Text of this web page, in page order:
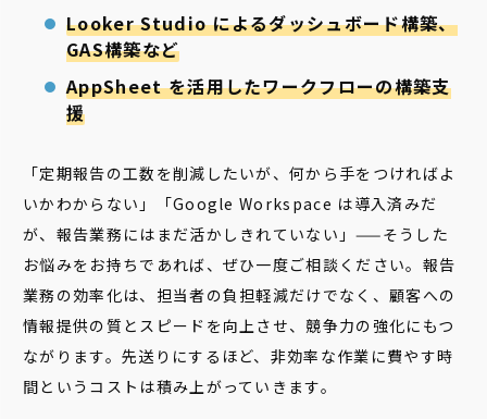
Looker Studio によるダッシュボード構築、
GAS構築など
AppSheet を活用したワークフローの構築支
援
「定期報告の工数を削減したいが、何から手をつければよ
いかわからない」「Google Workspace は導入済みだ
が、報告業務にはまだ活かしきれていない」——そうした
お悩みをお持ちであれば、ぜひ一度ご相談ください。報告
業務の効率化は、担当者の負担軽減だけでなく、顧客への
情報提供の質とスピードを向上させ、競争力の強化にもつ
ながります。先送りにするほど、非効率な作業に費やす時
間というコストは積み上がっていきます。